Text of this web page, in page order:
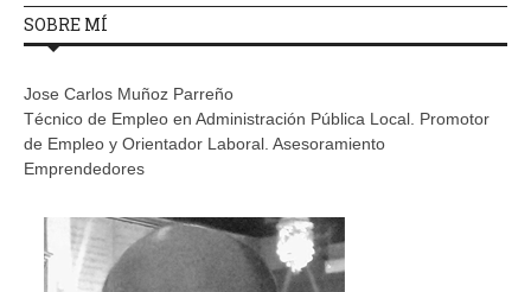
SOBRE MÍ
Jose Carlos Muñoz Parreño
Técnico de Empleo en Administración Pública Local. Promotor
de Empleo y Orientador Laboral. Asesoramiento
Emprendedores